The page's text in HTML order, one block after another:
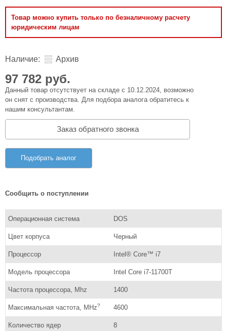
Товар можно купить только по безналичному расчету
юридическим лицам
Наличие: Архив
97 782 руб.
Данный товар отсутствует на складе с 10.12.2024, возможно
он снят с производства. Для подбора аналога обратитесь к
нашим консультантам.
Заказ обратного звонка
Подобрать аналог
Сообщить о поступлении
Операционная система DOS
Цвет корпуса Черный
Процессор Intel® Core™ i7
Модель процессора Intel Core i7-11700T
Частота процессора, Mhz 1400
Максимальная частота, MHz? 4600
Количество ядер 8